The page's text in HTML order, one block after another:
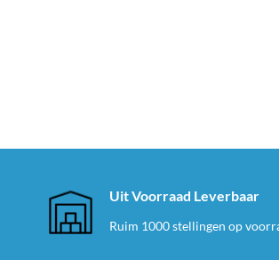
Uit Voorraad Leverbaar
Ruim 1000 stellingen op